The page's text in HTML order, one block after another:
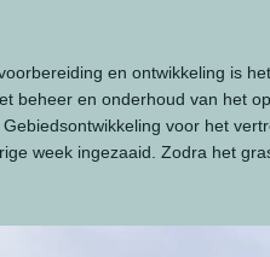
en ontwikkeling is
beheer en onderhoud van het
voor het
week ingezaaid. Zodra het